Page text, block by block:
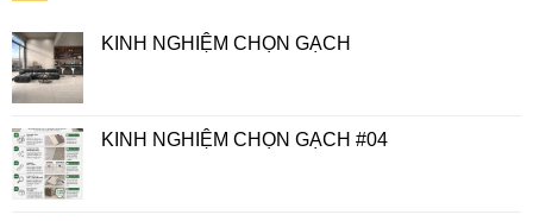
KINH NGHIỆM CHỌN GẠCH
KINH NGHIỆM CHỌN GẠCH #04